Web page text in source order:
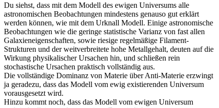
Du siehst, dass mit dem Modell des ewigen Universums alle
astronomischen Beobachtungen mindestens genauso gut erklärt
werden können, wie mit dem Urknall Modell. Einige astronomische
Beobachtungen wie die geringe statistische Varianz von fast allen
Galaxieneigenschaften, sowie riesige regelmäßige Filament-
Strukturen und der weitverbreitete hohe Metallgehalt, deuten auf die
Wirkung physikalischer Ursachen hin, und schließen rein
stochastische Ursachen praktisch vollständig aus.
Die vollständige Dominanz von Materie über Anti-Materie erzwingt
ja geradezu, dass das Modell vom ewig existierenden Universum
vorausgesetzt wird.
Hinzu kommt noch, dass das Modell vom ewigen Universum